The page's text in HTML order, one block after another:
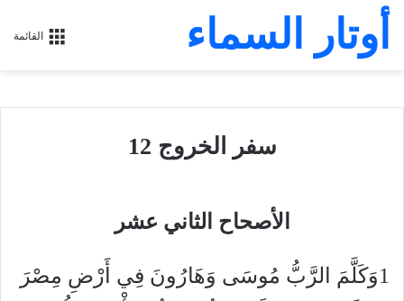
القائمة أوتار السماء
سفر الخروج 12
الأصحاح الثاني عشر
1وَكَلَّمَ الرَّبُّ مُوسَى وَهَارُونَ فِي أَرْضِ مِصْرَ